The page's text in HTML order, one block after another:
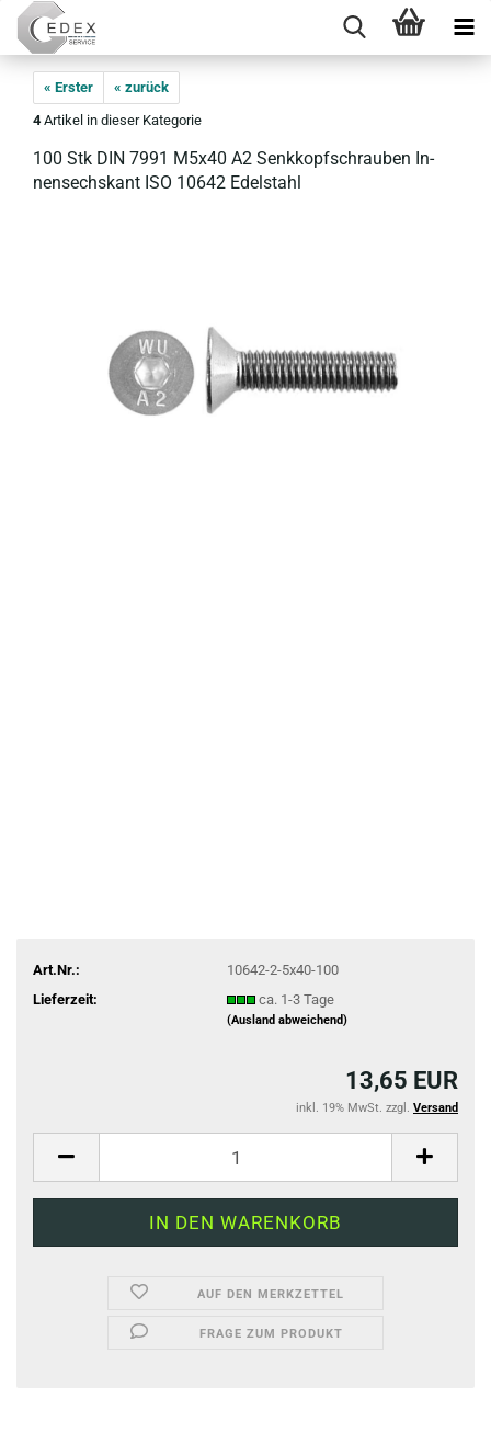
« Erster
« zurück
4Artikel in dieser Kategorie
100 Stk DIN 7991 M5x40 A2 Senk­kopf­schrau­ben In­
nen­sechs­kant ISO 10642 Edel­stahl
Art.Nr.:
10642-2-5x40-100
Lieferzeit:
ca. 1-3 Tage
(Ausland abweichend)
13,65 EUR
inkl. 19% MwSt. zzgl. Versand
AUF DEN MERKZETTEL
FRAGE ZUM PRODUKT